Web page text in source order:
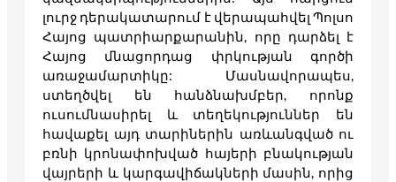
լուրջ դերակատարում է վերապահվել Պոլսո
Հայոց պատրիարքարանին, որը դարձել է
Հայոց մնացորդաց փրկության գործի
առաջամարտիկը: Մասնավորապես,
ստեղծվել են հանձնախմբեր, որոնք
ուսումնասիրել և տեղեկություններ են
հավաքել այդ տարիներին առևանգված ու
բռնի կրոնափոխված հայերի բնակության
վայրերի և կարգավիճակների մասին, որից